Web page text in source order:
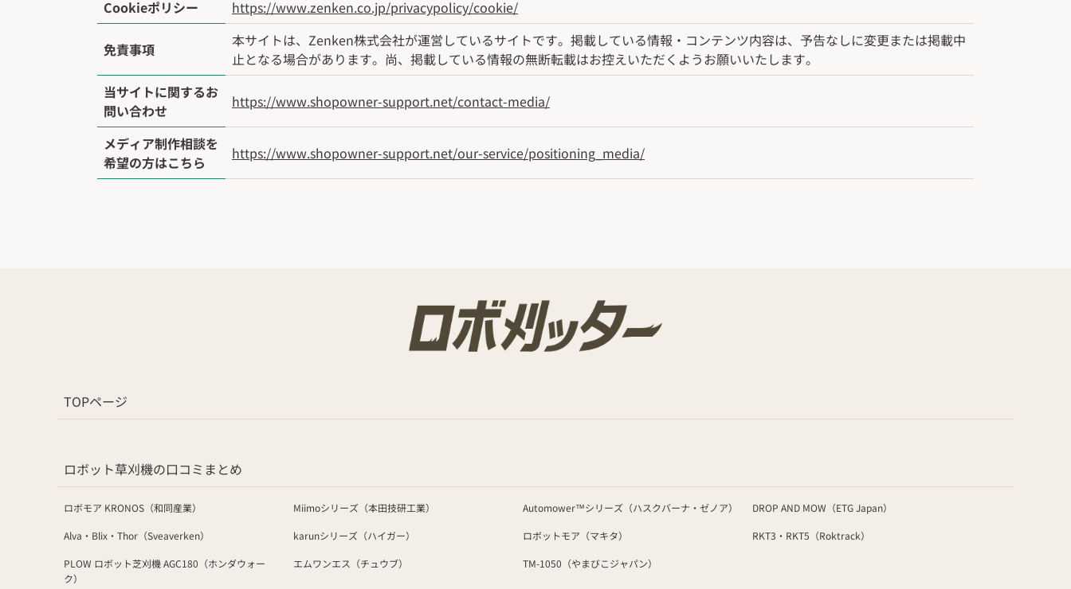
Cookieポリシー https://www.zenken.co.jp/privacypolicy/cookie/
免責事項
本サイトは、Zenken株式会社が運営しているサイトです。掲載している情報・コンテンツ内容は、予告なしに変更または掲載中
止となる場合があります。尚、掲載している情報の無断転載はお控えいただくようお願いいたします。
当サイトに関するお
問い合わせ
https://www.shopowner-support.net/contact-media/
メディア制作相談を
希望の方はこちら
https://www.shopowner-support.net/our-service/positioning_media/
TOPページ
ロボット草刈機の口コミまとめ
ロボモア KRONOS（和同産業） Miimoシリーズ（本田技研工業） Automower™シリーズ（ハスクバーナ・ゼノア） DROP AND MOW（ETG Japan）
Alva・​Blix・​Thor（Sveaverken） karunシリーズ（ハイガー） ロボットモア（マキタ） RKT3・RKT5（Roktrack）
PLOW ロボット芝刈機 AGC180（ホンダウォー
ク）
エムワンエス（チュウブ） TM-1050（やまびこジャパン）